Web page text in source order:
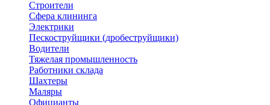
Строители
Сфера клининга
Электрики
Пескоструйщики (дробеструйщики)
Водители
Тяжелая промышленность
Работники склада
Шахтеры
Маляры
Официанты